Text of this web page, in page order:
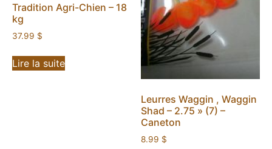
Tradition Agri-Chien – 18
kg
37.99 $
Lire la suite
Leurres Waggin , Waggin
Shad – 2.75 » (7) –
Caneton
8.99 $